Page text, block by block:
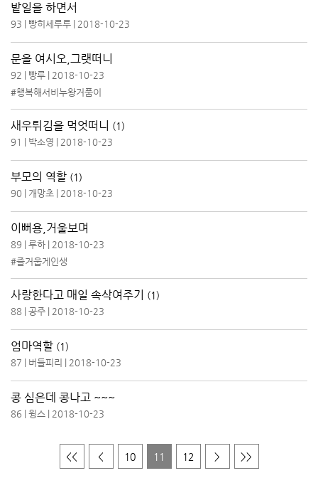
밭일을 하면서
93 빵히세루루 2018-10-23
문을 여시오,그랫떠니
92 빵루
2018-10-23
#행복해서비누왕거품이
새우튀김을 먹엇떠니 (1)
91 박소영 2018-10-23
부모의 역할 (1)
90 개망초 2018-10-23
이뻐용,거울보며
89 루하
2018-10-23
#즐거웁게인생
사랑한다고 매일 속삭여주기 (1)
88 공주 2018-10-23
엄마역할 (1)
87 버들피리 2018-10-23
콩 심은데 콩나고 ~~~
86 윙스 2018-10-23
<< < 10 11 12 > >>